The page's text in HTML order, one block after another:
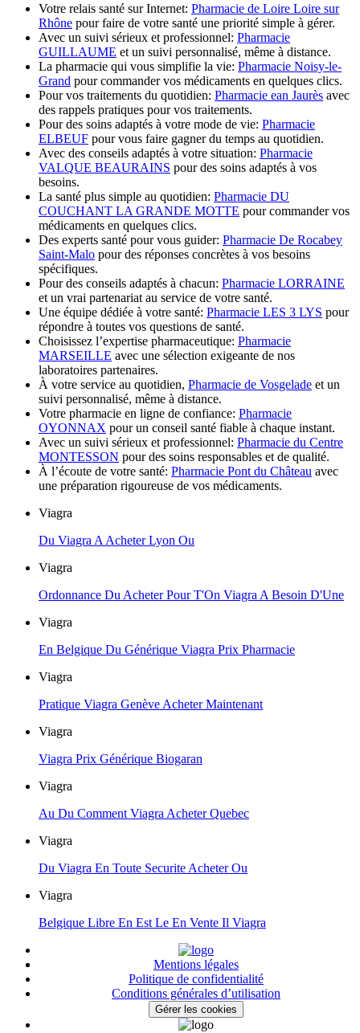
Votre relais santé sur Internet: Pharmacie de Loire Loire sur
Rhône pour faire de votre santé une priorité simple à gérer.
Avec un suivi sérieux et professionnel: Pharmacie
GUILLAUME et un suivi personnalisé, même à distance.
La pharmacie qui vous simplifie la vie: Pharmacie Noisy-le-
Grand pour commander vos médicaments en quelques clics.
Pour vos traitements du quotidien: Pharmacie ean Jaurès avec
des rappels pratiques pour vos traitements.
Pour des soins adaptés à votre mode de vie: Pharmacie
ELBEUF pour vous faire gagner du temps au quotidien.
Avec des conseils adaptés à votre situation: Pharmacie
VALQUE BEAURAINS pour des soins adaptés à vos
besoins.
La santé plus simple au quotidien: Pharmacie DU
COUCHANT LA GRANDE MOTTE pour commander vos
médicaments en quelques clics.
Des experts santé pour vous guider: Pharmacie De Rocabey
Saint-Malo pour des réponses concrètes à vos besoins
spécifiques.
Pour des conseils adaptés à chacun: Pharmacie LORRAINE
et un vrai partenariat au service de votre santé.
Une équipe dédiée à votre santé: Pharmacie LES 3 LYS pour
répondre à toutes vos questions de santé.
Choisissez l’expertise pharmaceutique: Pharmacie
MARSEILLE avec une sélection exigeante de nos
laboratoires partenaires.
À votre service au quotidien, Pharmacie de Vosgelade et un
suivi personnalisé, même à distance.
Votre pharmacie en ligne de confiance: Pharmacie
OYONNAX pour un conseil santé fiable à chaque instant.
Avec un suivi sérieux et professionnel: Pharmacie du Centre
MONTESSON pour des soins responsables et de qualité.
À l’écoute de votre santé: Pharmacie Pont du Château avec
une préparation rigoureuse de vos médicaments.
Viagra
Du Viagra A Acheter Lyon Ou
Viagra
Ordonnance Du Acheter Pour T'On Viagra A Besoin D'Une
Viagra
En Belgique Du Générique Viagra Prix Pharmacie
Viagra
Pratique Viagra Genève Acheter Maintenant
Viagra
Viagra Prix Générique Biogaran
Viagra
Au Du Comment Viagra Acheter Quebec
Viagra
Du Viagra En Toute Securite Acheter Ou
Viagra
Belgique Libre En Est Le En Vente Il Viagra
Mentions légales
Politique de confidentialité
Conditions générales d’utilisation
Gérer les cookies